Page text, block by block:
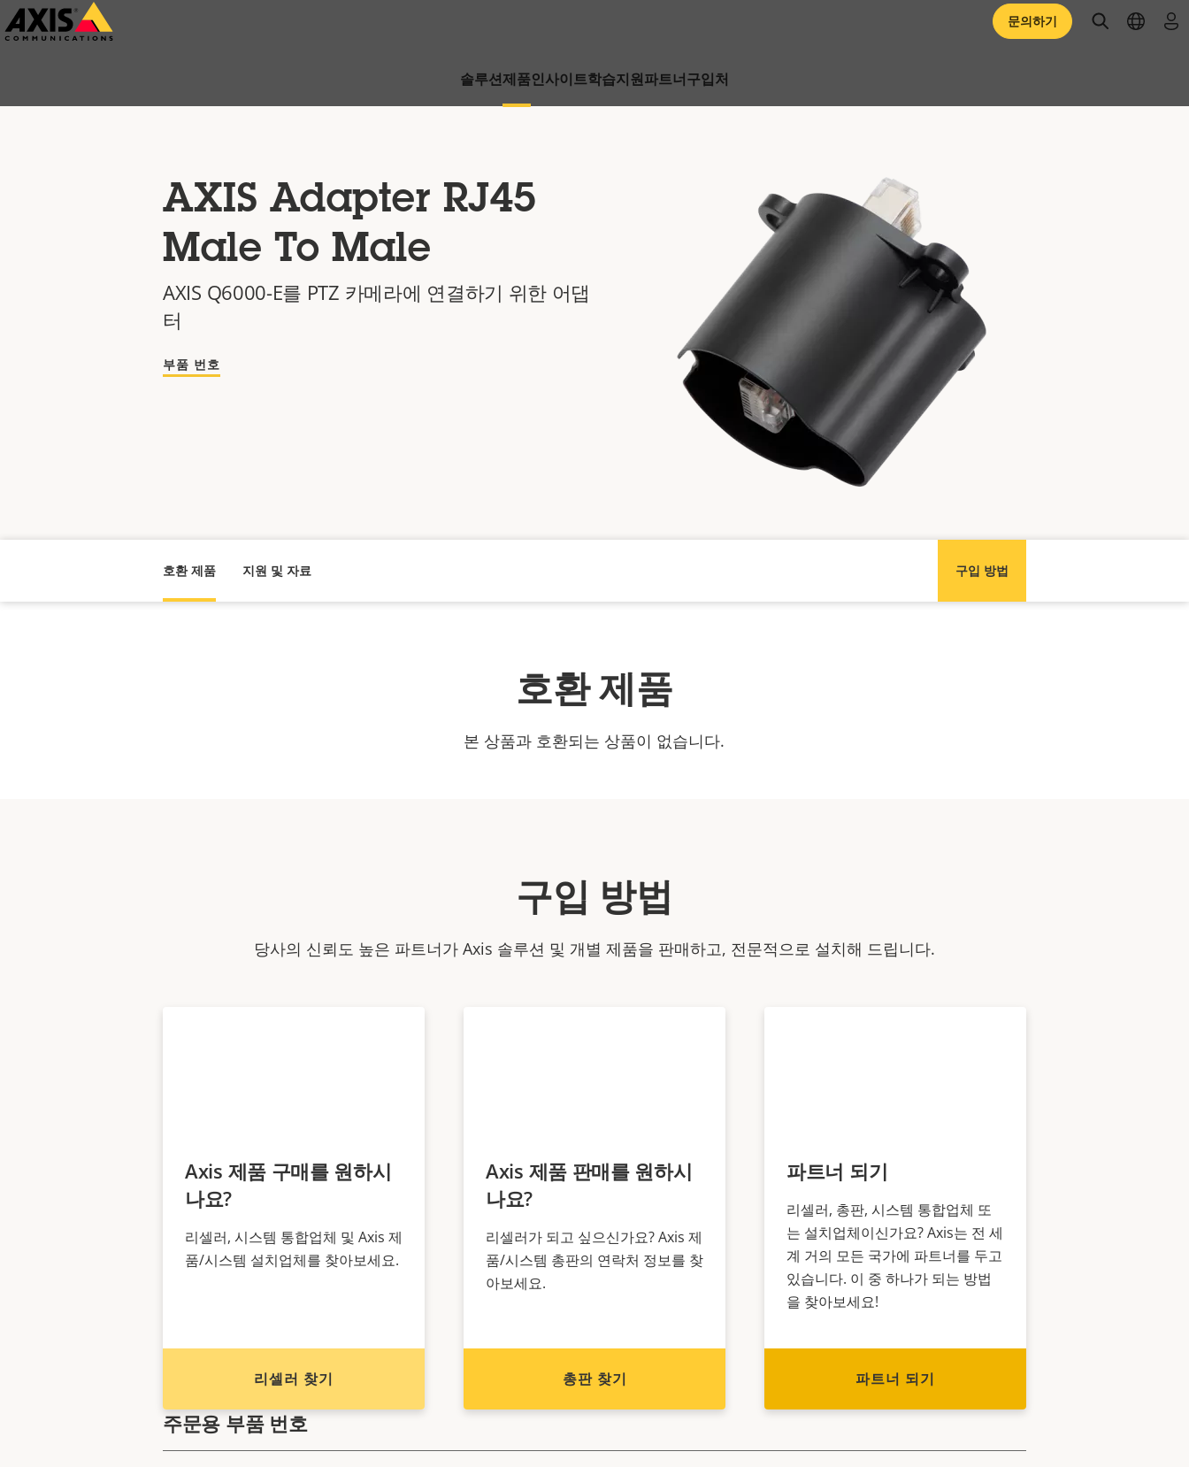
주
요
솔루션제품인사이트학습지원파트너구입처
문의하기 openopen로
AXIS Adapter RJ45
Male To Male
AXIS Q6000-E를 PTZ 카메라에 연결하기 위한 어댑
터
부품 번호
호환 제품 구입 방법
지원 및 자료
호환 제품
본 상품과 호환되는 상품이 없습니다.
구입 방법
당사의 신뢰도 높은 파트너가 Axis 솔루션 및 개별 제품을 판매하고, 전문적으로 설치해 드립니다.
Axis 제품 구매를 원하시
나요?
리셀러, 시스템 통합업체 및 Axis 제
품/시스템 설치업체를 찾아보세요.
리셀러 찾기
Axis 제품 판매를 원하시
나요?
리셀러가 되고 싶으신가요? Axis 제
품/시스템 총판의 연락처 정보를 찾
아보세요.
총판 찾기
파트너 되기
리셀러, 총판, 시스템 통합업체 또
는 설치업체이신가요? Axis는 전 세
계 거의 모든 국가에 파트너를 두고
있습니다. 이 중 하나가 되는 방법
을 찾아보세요!
파트너 되기
주문용 부품 번호